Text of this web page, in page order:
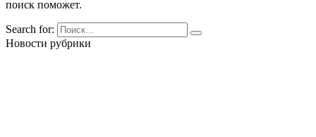
поиск поможет.
Search for:
Новости рубрики